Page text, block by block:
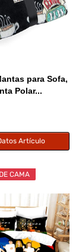
para Sofa,
Polar...
Artículo
CAMA